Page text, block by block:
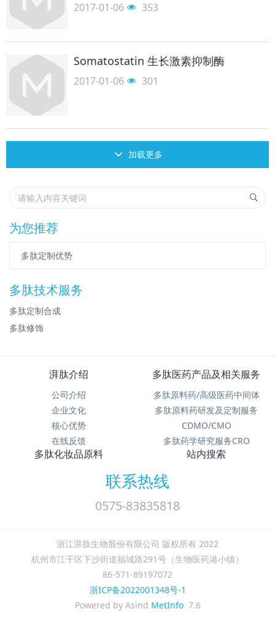
2017-01-06 353
Somatostatin 生长激素抑制酶
2017-01-06 301
加载更多
为您推荐
多肽定制优势
多肽技术服务
多肽定制合成
多肽修饰
湃肽介绍
公司介绍
企业文化
核心优势
在线反馈
多肽医药产品及相关服务
多肽原料药/高级医药中间体
多肽原料药研发及定制服务
CDMO/CMO
多肽药学研究服务CRO
多肽化妆品原料 站内搜索
联系热线
0575-83835818
浙江湃肽生物股份有限公司 版权所有 2022
杭州市江干区下沙街道福城路291号（生物医药港小镇）
86-571-89197072
浙ICP备2022001348号-1
Powered by Asind MetInfo7.6